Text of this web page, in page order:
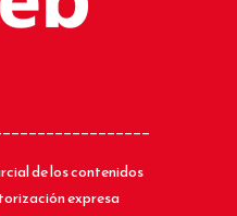
de los contenidos
expresa